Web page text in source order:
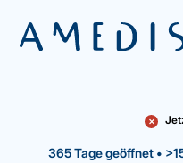
✕
365 Tage geöffnet •